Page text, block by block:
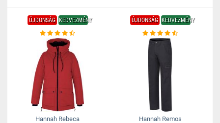
ÚJDONSÁG KEDVEZMÉNY
Hannah Rebeca
ÚJDONSÁG KEDVEZMÉNY
Hannah Remos